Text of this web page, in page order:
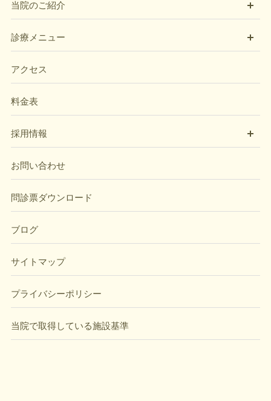
当院のご紹介
診療メニュー
アクセス
料金表
採用情報
お問い合わせ
問診票ダウンロード
ブログ
サイトマップ
プライバシーポリシー
当院で取得している施設基準